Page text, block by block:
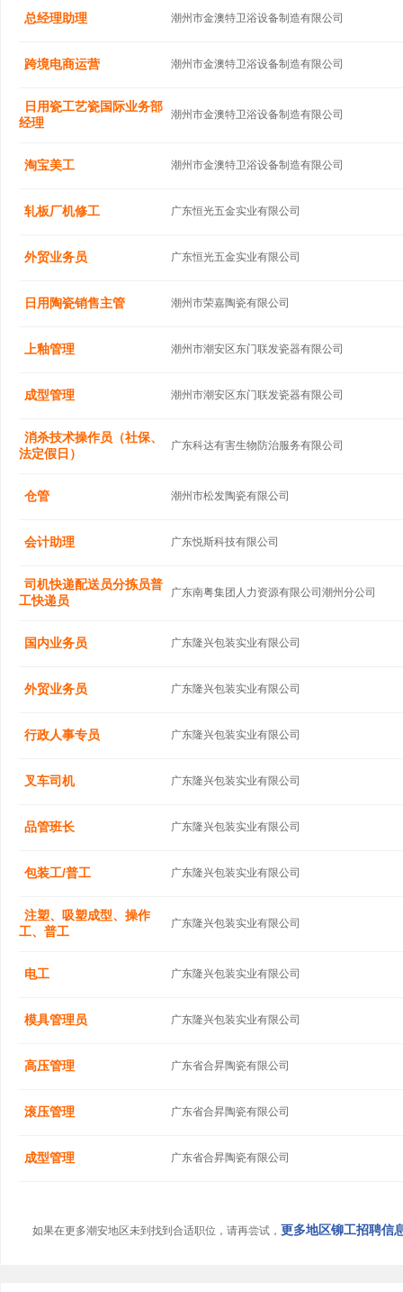
总经理助理 潮州市金澳特卫浴设备制造有限公司
跨境电商运营 潮州市金澳特卫浴设备制造有限公司
日用瓷工艺瓷国际业务部
经理
潮州市金澳特卫浴设备制造有限公司
淘宝美工 潮州市金澳特卫浴设备制造有限公司
轧板厂机修工 广东恒光五金实业有限公司
外贸业务员 广东恒光五金实业有限公司
日用陶瓷销售主管 潮州市荣嘉陶瓷有限公司
上釉管理 潮州市潮安区东门联发瓷器有限公司
成型管理 潮州市潮安区东门联发瓷器有限公司
消杀技术操作员（社保、
法定假日）
广东科达有害生物防治服务有限公司
仓管 潮州市松发陶瓷有限公司
会计助理 广东悦斯科技有限公司
司机快递配送员分拣员普
工快递员
广东南粤集团人力资源有限公司潮州分公司
国内业务员 广东隆兴包装实业有限公司
外贸业务员 广东隆兴包装实业有限公司
行政人事专员 广东隆兴包装实业有限公司
叉车司机 广东隆兴包装实业有限公司
品管班长 广东隆兴包装实业有限公司
包装工/普工 广东隆兴包装实业有限公司
注塑、吸塑成型、操作
工、普工
广东隆兴包装实业有限公司
电工 广东隆兴包装实业有限公司
模具管理员 广东隆兴包装实业有限公司
高压管理 广东省合昇陶瓷有限公司
滚压管理 广东省合昇陶瓷有限公司
成型管理 广东省合昇陶瓷有限公司
如果在更多潮安地区未到找到合适职位，请再尝试， 更多地区铆工招聘信